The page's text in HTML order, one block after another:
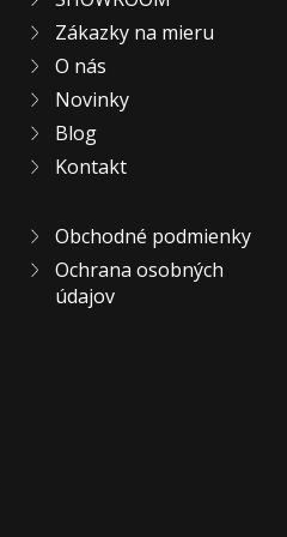
Zákazky na mieru
O nás
Novinky
Blog
Kontakt
Obchodné podmienky
Ochrana osobných
údajov